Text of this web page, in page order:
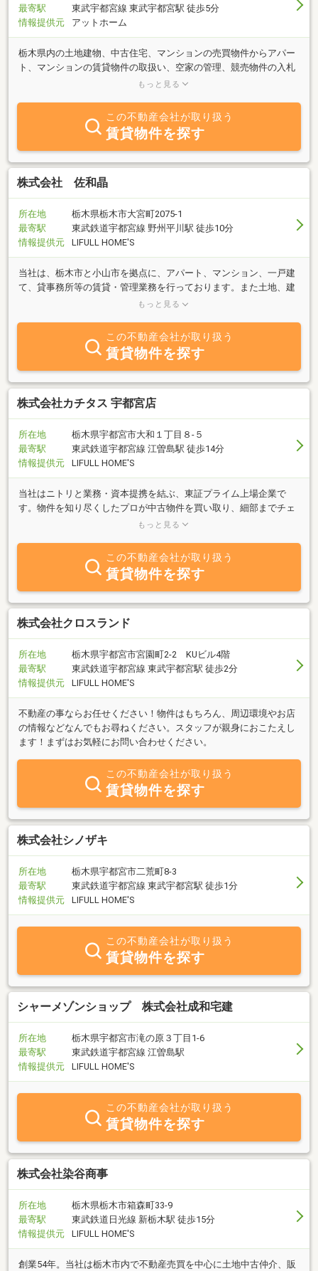
最寄駅
東武宇都宮線 東武宇都宮駅 徒歩5分
情報提供元
アットホーム
栃木県内の土地建物、中古住宅、マンションの売買物件からアパー
ト、マンションの賃貸物件の取扱い、空家の管理、競売物件の入札
サポート等、お客様の幅広いニーズにお応えします。信用第一・末
なら何でも気軽にご相談ください。
もっと見る
この不動産会社が取り扱う
賃貸物件を探す
株式会社 佐和晶
所在地
栃木県栃木市大宮町2075-1
最寄駅
東武鉄道宇都宮線 野州平川駅 徒歩10分
情報提供元
LIFULL HOME'S
当社は、栃木市と小山市を拠点に、アパート、マンション、一戸建
て、貸事務所等の賃貸・管理業務を行っております。また土地、建
物の売買にも力を入れておりますので、これらのご相談は、どうぞ
もっと見る
この不動産会社が取り扱う
賃貸物件を探す
株式会社カチタス 宇都宮店
所在地
栃木県宇都宮市大和１丁目８‐５
最寄駅
東武鉄道宇都宮線 江曽島駅 徒歩14分
情報提供元
LIFULL HOME'S
当社はニトリと業務・資本提携を結ぶ、東証プライム上場企業で
す。物件を知り尽くしたプロが中古物件を買い取り、細部までチェ
ックし、自社規格に沿って丁寧にリフォームしているので、ご購入
もっと見る
この不動産会社が取り扱う
賃貸物件を探す
株式会社クロスランド
所在地
栃木県宇都宮市宮園町2-2 KUビル4階
最寄駅
東武鉄道宇都宮線 東武宇都宮駅 徒歩2分
情報提供元
LIFULL HOME'S
不動産の事ならお任せください！物件はもちろん、周辺環境やお店
の情報などなんでもお尋ねください。スタッフが親身におこたえし
ます！まずはお気軽にお問い合わせください。
この不動産会社が取り扱う
賃貸物件を探す
株式会社シノザキ
所在地
栃木県宇都宮市二荒町8-3
最寄駅
東武鉄道宇都宮線 東武宇都宮駅 徒歩1分
情報提供元
LIFULL HOME'S
この不動産会社が取り扱う
賃貸物件を探す
シャーメゾンショップ 株式会社成和宅建
所在地
栃木県宇都宮市滝の原３丁目1-6
最寄駅
東武鉄道宇都宮線 江曽島駅
情報提供元
LIFULL HOME'S
この不動産会社が取り扱う
賃貸物件を探す
株式会社染谷商事
所在地
栃木県栃木市箱森町33-9
最寄駅
東武鉄道日光線 新栃木駅 徒歩15分
情報提供元
LIFULL HOME'S
創業54年。当社は栃木市内で不動産売買を中心に土地中古仲介、販